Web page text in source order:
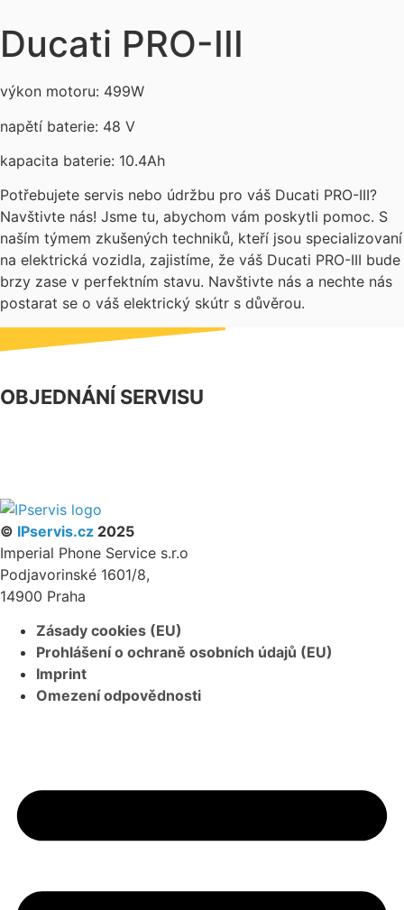
Ducati PRO-III
výkon motoru: 499W
napětí baterie: 48 V
kapacita baterie: 10.4Ah
Potřebujete servis nebo údržbu pro váš Ducati PRO-III?
Navštivte nás! Jsme tu, abychom vám poskytli pomoc. S
naším týmem zkušených techniků, kteří jsou specializovaní
na elektrická vozidla, zajistíme, že váš Ducati PRO-III bude
brzy zase v perfektním stavu. Navštivte nás a nechte nás
postarat se o váš elektrický skútr s důvěrou.
OBJEDNÁNÍ SERVISU
© IPservis.cz 2025
Imperial Phone Service s.r.o
Podjavorinské 1601/8,
14900 Praha
Zásady cookies (EU)
Prohlášení o ochraně osobních údajů (EU)
Imprint
Omezení odpovědnosti